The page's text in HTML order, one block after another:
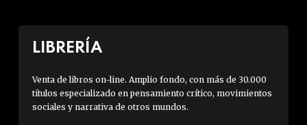
LIBRERÍA
Venta de libros on-line. Amplio fondo, con más de 30.000
títulos especializado en pensamiento crítico, movimientos
sociales y narrativa de otros mundos.